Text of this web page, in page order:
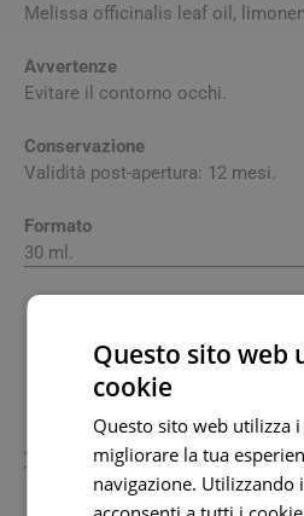
Melissa officinalis leaf oil,
Avvertenze
Evitare il contorno occhi.
Conservazione
Validità post-apertura: 12 mesi.
Formato
30 ml.
Caudalie Italia Srl02945400048
Sede: Largo Claudio
+390645490300 Fax:
Questo sito web
cookie
Questo sito web utilizza
migliorare la tua
navigazione.